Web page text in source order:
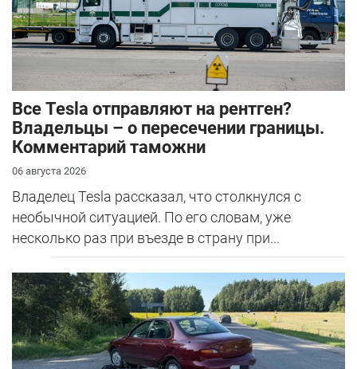
Все Tesla отправляют на рентген?
Владельцы – о пересечении границы.
Комментарий таможни
06 августа 2026
Владелец Tesla рассказал, что столкнулся с
необычной ситуацией. По его словам, уже
несколько раз при въезде в страну при...